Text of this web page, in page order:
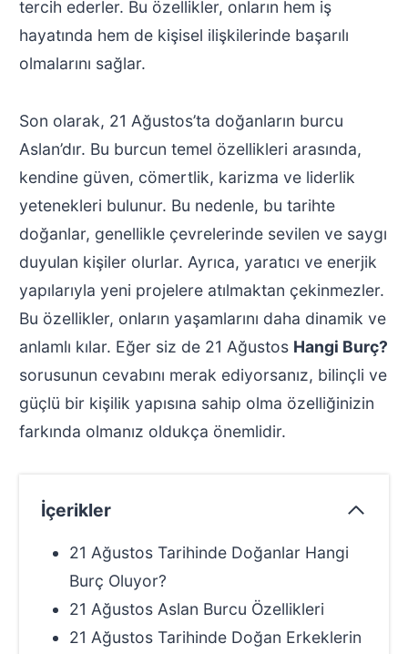
tercih ederler. Bu özellikler, onların hem iş
hayatında hem de kişisel ilişkilerinde başarılı
olmalarını sağlar.
Son olarak, 21 Ağustos’ta doğanların burcu
Aslan’dır. Bu burcun temel özellikleri arasında,
kendine güven, cömertlik, karizma ve liderlik
yetenekleri bulunur. Bu nedenle, bu tarihte
doğanlar, genellikle çevrelerinde sevilen ve saygı
duyulan kişiler olurlar. Ayrıca, yaratıcı ve enerjik
yapılarıyla yeni projelere atılmaktan çekinmezler.
Bu özellikler, onların yaşamlarını daha dinamik ve
anlamlı kılar. Eğer siz de 21 Ağustos Hangi Burç?
sorusunun cevabını merak ediyorsanız, bilinçli ve
güçlü bir kişilik yapısına sahip olma özelliğinizin
farkında olmanız oldukça önemlidir.
İçerikler
21 Ağustos Tarihinde Doğanlar Hangi
Burç Oluyor?
21 Ağustos Aslan Burcu Özellikleri
21 Ağustos Tarihinde Doğan Erkeklerin